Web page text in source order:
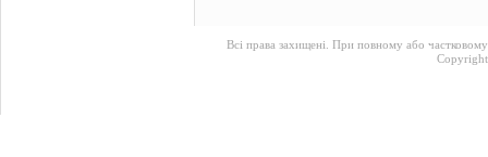
Всі права захищені. При повному або